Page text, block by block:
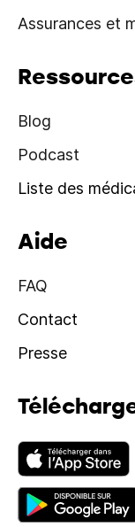
Assurances et
Blog
Podcast
Liste des
Aide
FAQ
Contact
Presse